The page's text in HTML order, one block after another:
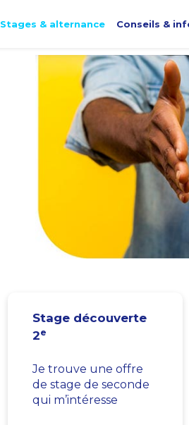
Stages & alternance Conseils &
Stage découverte
2e
Je trouve une offre
de stage de seconde
qui m’intéresse